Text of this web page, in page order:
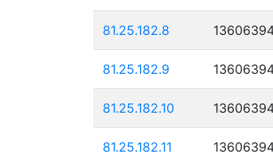
81.25.182.8
81.25.182.9
81.25.182.10
81.25.182.11